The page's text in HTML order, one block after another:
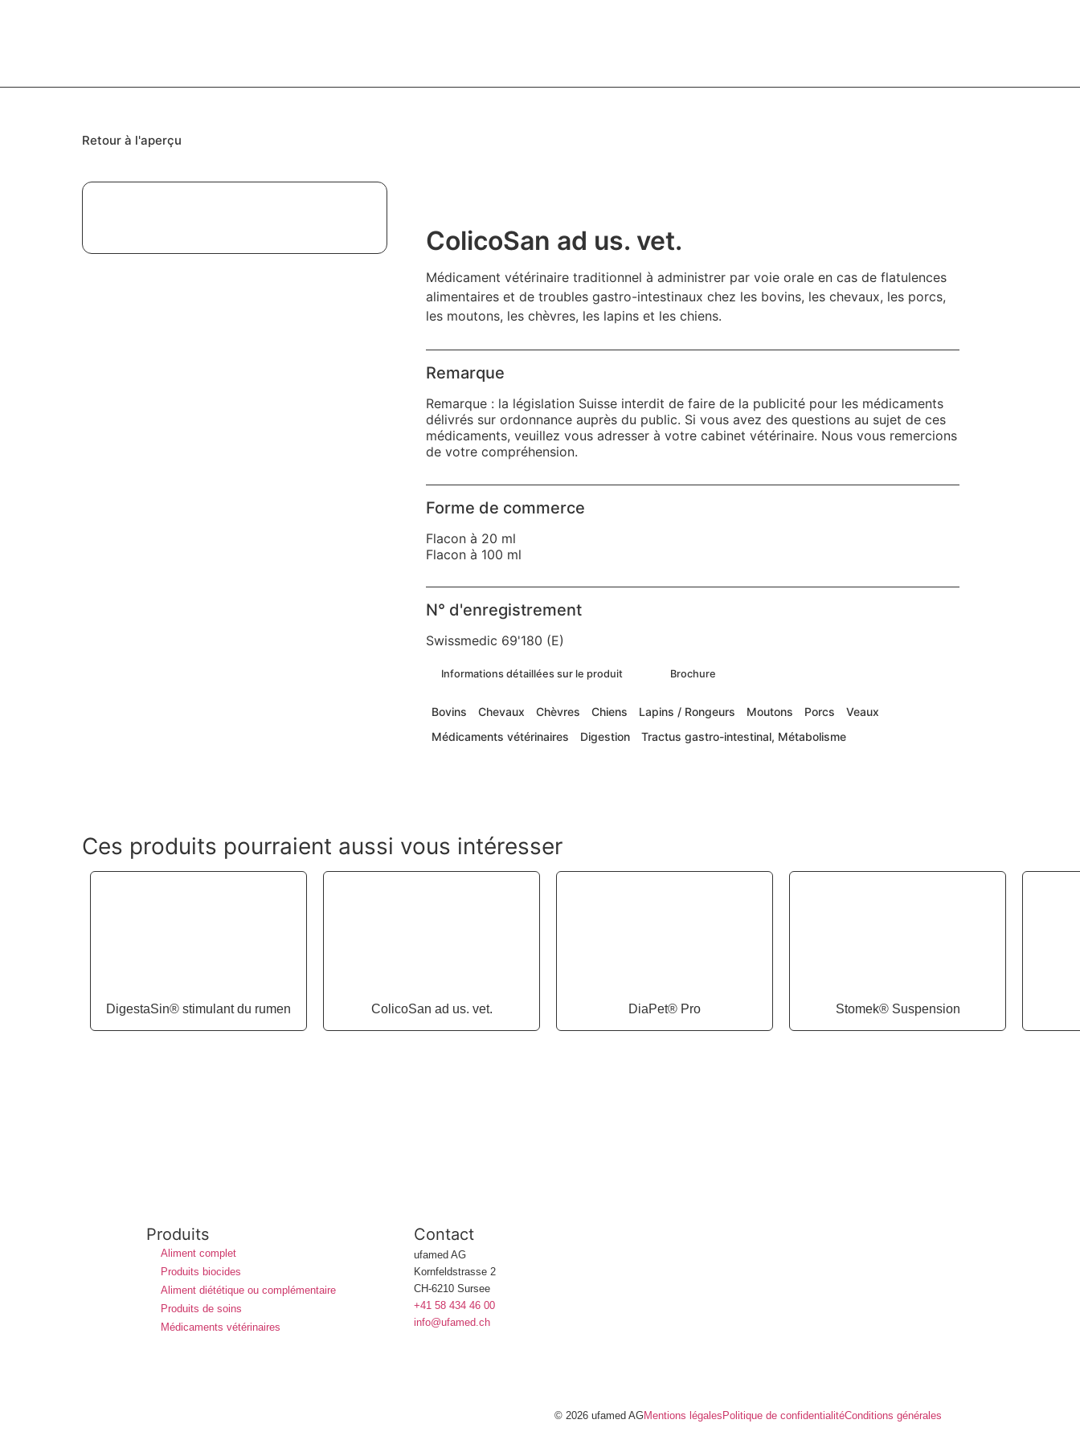
Retour à l'aperçu
ColicoSan ad us. vet.
Médicament vétérinaire traditionnel à administrer par voie orale en cas de flatulences
alimentaires et de troubles gastro-intestinaux chez les bovins, les chevaux, les porcs,
les moutons, les chèvres, les lapins et les chiens.
Remarque
Remarque : la législation Suisse interdit de faire de la publicité pour les médicaments
délivrés sur ordonnance auprès du public. Si vous avez des questions au sujet de ces
médicaments, veuillez vous adresser à votre cabinet vétérinaire. Nous vous remercions
de votre compréhension.
Forme de commerce
Flacon à 20 ml
Flacon à 100 ml
N° d'enregistrement
Swissmedic 69'180 (E)
Informations détaillées sur le produit Brochure
Bovins Chevaux Chèvres Chiens Lapins / Rongeurs Moutons Porcs
Veaux
Médicaments vétérinaires
Digestion Tractus gastro-intestinal, Métabolisme
Ces produits pourraient aussi vous intéresser
DigestaSin® stimulant du rumen ColicoSan ad us. vet. DiaPet® Pro Stomek® Suspension
Produits
Aliment complet
Produits biocides
Aliment diététique ou complémentaire
Produits de soins
Médicaments vétérinaires
Contact
ufamed AG
Kornfeldstrasse 2
CH-6210 Sursee
+41 58 434 46 00
info@ufamed.ch
© 2026 ufamed AGMentions légalesPolitique de confidentialitéConditions générales